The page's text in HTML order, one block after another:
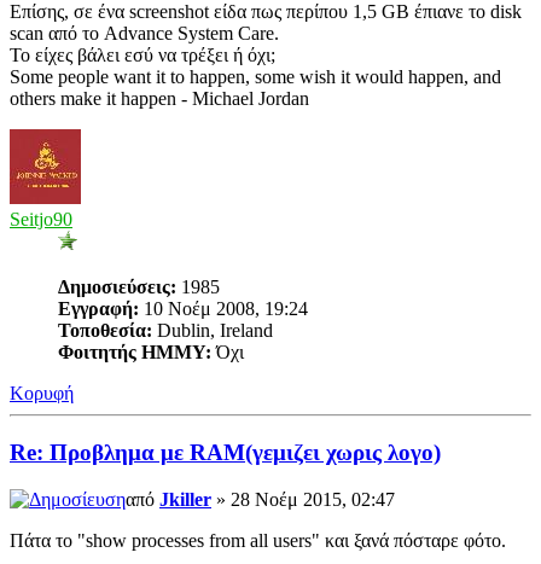
Επίσης, σε ένα screenshot είδα πως περίπου 1,5 GB έπιανε το disk
scan από το Advance System Care.
Το είχες βάλει εσύ να τρέξει ή όχι;
Some people want it to happen, some wish it would happen, and
others make it happen - Michael Jordan
Seitjo90
Δημοσιεύσεις: 1985
Εγγραφή: 10 Νοέμ 2008, 19:24
Τοποθεσία: Dublin, Ireland
Φοιτητής ΗΜΜΥ: Όχι
Κορυφή
Re: Προβλημα με RAM(γεμιζει χωρις λογο)
από Jkiller » 28 Νοέμ 2015, 02:47
Πάτα το "show processes from all users" και ξανά πόσταρε φότο.